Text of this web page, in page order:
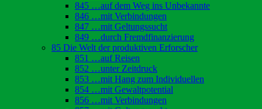
845 …auf dem Weg ins Unbekannte
846 …mit Verbindungen
847 …mit Geltungssucht
849 …durch Fremdfinanzierung
85 Die Welt der produktiven Erforscher
851 …auf Reisen
852 …unter Zeitdruck
853 …mit Hang zum Individuellen
854 …mit Gewaltpotential
856 …mit Verbindungen